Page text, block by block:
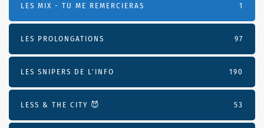
LES MIX - TU ME REMERCIERAS 1
LES PROLONGATIONS 97
LES SNIPERS DE L’INFO 190
LESS & THE CITY 😈 53